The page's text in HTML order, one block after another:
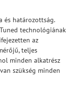
és határozottság.
technológiának
az
teljes
minden alkatrész
szükség minden